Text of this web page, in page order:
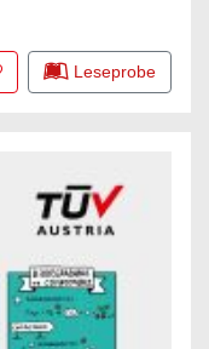
Zur Merkliste hinzufügen
Leseprobe